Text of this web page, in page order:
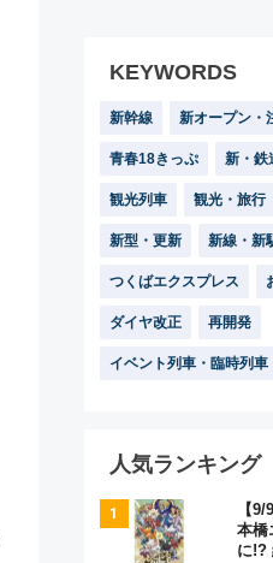
KEYWORDS
新幹線 新オープン・
青春18きっぷ 新・鉄
観光列車 観光・旅行
新型・更新 新線・新
つくばエクスプレス
ダイヤ改正 再開発
イベント列車・臨時列車
人気ランキング
【
本橋
に!?